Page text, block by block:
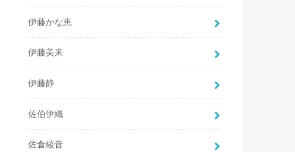
伊藤かな恵
伊藤美来
伊藤静
佐伯伊織
佐倉綾音